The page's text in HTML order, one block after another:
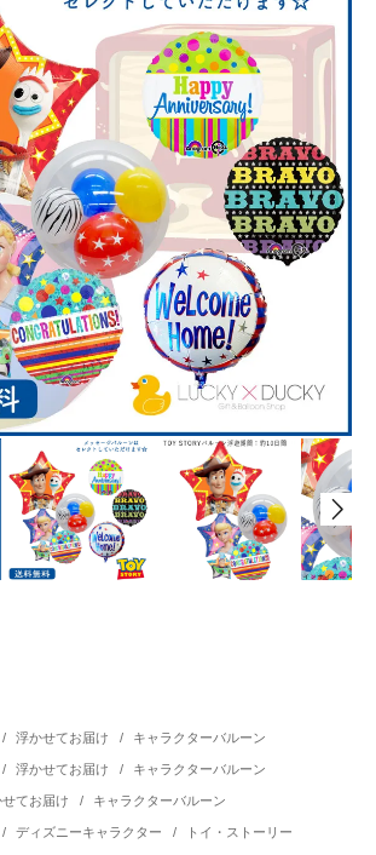
/ 浮かせてお届け / キャラクターバルーン
/ 浮かせてお届け / キャラクターバルーン
てお届け / キャラクターバルーン
/ ディズニーキャラクター / トイ・ストーリー